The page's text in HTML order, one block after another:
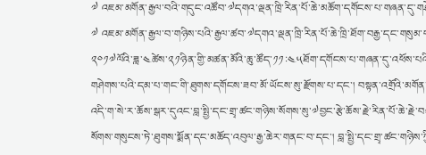
༧
༧
གཤེགས་པའི་དམ་པ་གང་གི་ཐུགས་དགོངས་ཟབ་མོ་ཡོངས་སུ་རྫོགས་པ་དང་།
སོགས་གསུངས་ཏེ་ཐུགས་སྨོན་དང་མཆོད་འབུལ་རྒྱ་ཆེར་གནང་བ་དང་།